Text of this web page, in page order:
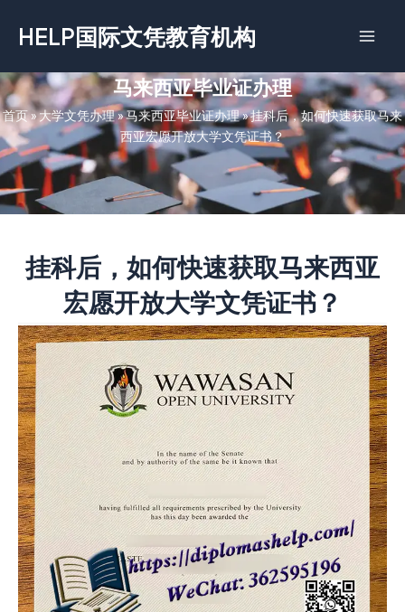
容
HELP国际文凭教育机构
马来西亚毕业证办理
首页»大学文凭办理»马来西亚毕业证办理»挂科后，如何快速获取马来
西亚宏愿开放大学文凭证书？
挂科后，如何快速获取马来西亚
宏愿开放大学文凭证书？